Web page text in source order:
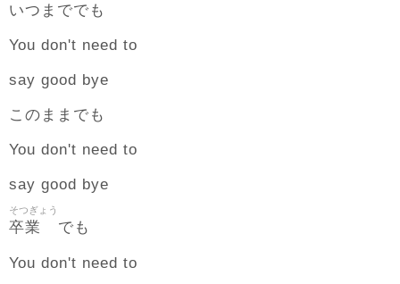
いつまででも
You don't need to
say good bye
このままでも
You don't need to
say good bye
卒業
そつぎょう
でも
You don't need to